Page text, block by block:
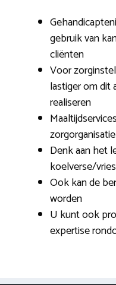
gebruik van
cliënten
Voor
lastiger om dit
realiseren
Denk aan het
koelverse/
Ook kan de
worden
U kunt ook
expertise